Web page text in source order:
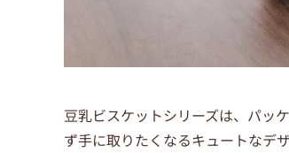
豆乳ビスケットシリーズは、パッ
ず手に取りたくなるキュートなデ